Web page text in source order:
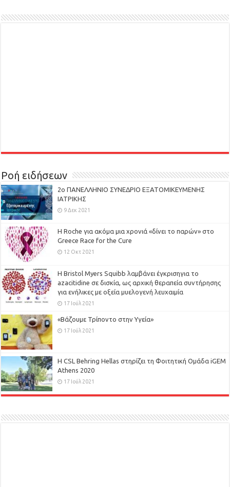
Ροή ειδήσεων
2ο ΠΑΝΕΛΛΗΝΙΟ ΣΥΝΕΔΡΙΟ ΕΞΑΤΟΜΙΚΕΥΜΕΝΗΣ
ΙΑΤΡΙΚΗΣ
9 Δεκ 2021
H Roche για ακόμα μια χρονιά «δίνει το παρών» στο
Greece Race for the Cure
12 Οκτ 2021
Η Bristol Myers Squibb λαμβάνει έγκρισηγια το
azacitidine σε δισκία, ως αρχική θεραπεία συντήρησης
για ενήλικες με οξεία μυελογενή λευχαιμία
17 Ιούλ 2021
«Βάζουμε Τρίποντο στην Υγεία»
17 Ιούλ 2021
H CSL Behring Hellas στηρίζει τη Φοιτητική Ομάδα iGEM
Athens 2020
17 Ιούλ 2021